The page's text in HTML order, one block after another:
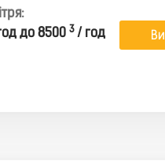
до 8500 3 / год